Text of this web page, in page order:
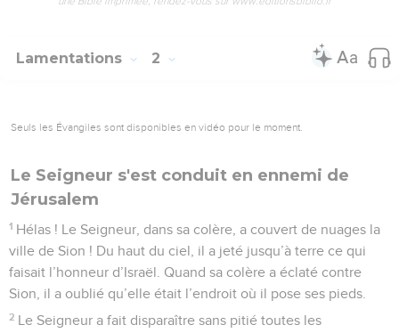
Lamentations 2
Seuls les Évangiles sont disponibles en vidéo pour le moment.
Le Seigneur s'est conduit en ennemi de
Jérusalem
1 Hélas ! Le Seigneur, dans sa colère, a couvert de nuages la
ville de Sion ! Du haut du ciel, il a jeté jusqu’à terre ce qui
faisait l’honneur d’Israël. Quand sa colère a éclaté contre
Sion, il a oublié qu’elle était l’endroit où il pose ses pieds.
2 Le Seigneur a fait disparaître sans pitié toutes les